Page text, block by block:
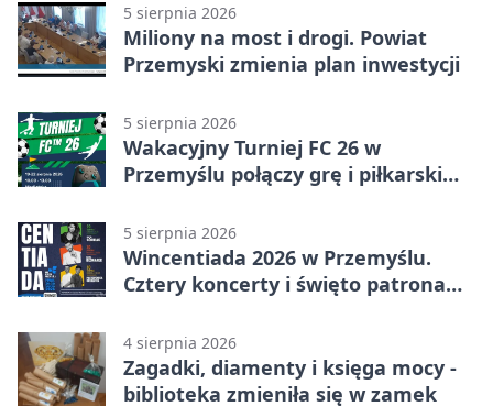
5 sierpnia 2026
Miliony na most i drogi. Powiat
Przemyski zmienia plan inwestycji
5 sierpnia 2026
Wakacyjny Turniej FC 26 w
Przemyślu połączy grę i piłkarski
5 sierpnia 2026
Wincentiada 2026 w Przemyślu.
Cztery koncerty i święto patrona
4 sierpnia 2026
Zagadki, diamenty i księga mocy -
biblioteka zmieniła się w zamek